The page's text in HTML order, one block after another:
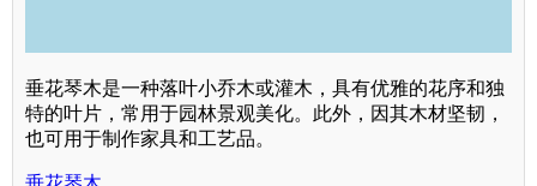
垂花琴木是一种落叶小乔木或灌木，具有优雅的花序和独
特的叶片，常用于园林景观美化。此外，因其木材坚韧，
也可用于制作家具和工艺品。